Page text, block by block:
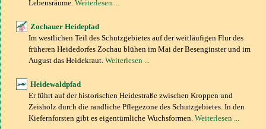
Lebensräume. Weiterlesen ...
Zochauer Heidepfad
Im westlichen Teil des Schutzgebietes auf der weitläufigen Flur des
früheren Heidedorfes Zochau blühen im Mai der Besenginster und im
August das Heidekraut. Weiterlesen ...
Heidewaldpfad
Er führt auf der historischen Heidestraße zwischen Kroppen und
Zeisholz durch die randliche Pflegezone des Schutzgebietes. In den
Kiefernforsten gibt es eigentümliche Wuchsformen. Weiterlesen ...